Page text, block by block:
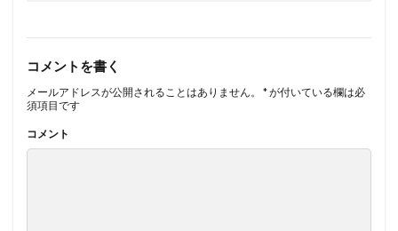
コメントを書く
メールアドレスが公開されることはありません。 *が付いている欄は必
須項目です
コメント